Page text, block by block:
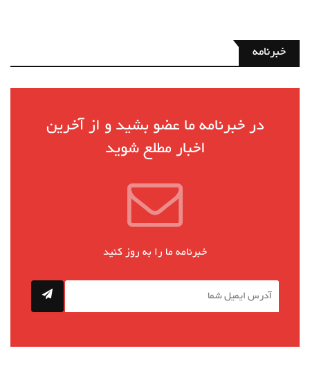
خبرنامه
در خبرنامه ما عضو بشید و از آخرین
اخبار مطلع شوید
خبرنامه ما را به روز کنید